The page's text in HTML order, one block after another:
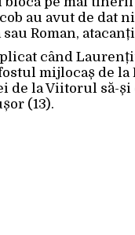
au avut de dat
Roman,
când
mijlocaș de la
de la Viitorul să-și
(13).